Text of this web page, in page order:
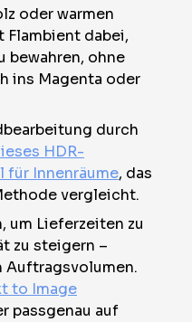
oder warmen
Flambient dabei,
bewahren, ohne
ins Magenta oder
durch
HDR-
für Innenräume, das
vergleicht.
um Lieferzeiten zu
zu steigern –
Auftragsvolumen.
to Image
passgenau auf